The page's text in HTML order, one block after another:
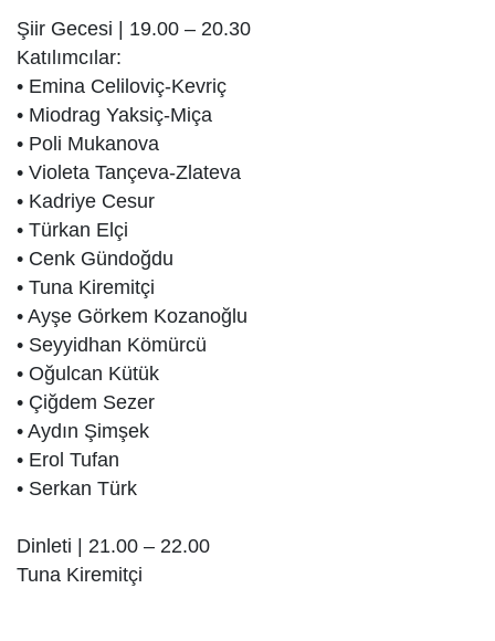
Şiir Gecesi | 19.00 – 20.30
Katılımcılar:
• Emina Celiloviç-Kevriç
• Miodrag Yaksiç-Miça
• Poli Mukanova
• Violeta Tançeva-Zlateva
• Kadriye Cesur
• Türkan Elçi
• Cenk Gündoğdu
• Tuna Kiremitçi
• Ayşe Görkem Kozanoğlu
• Seyyidhan Kömürcü
• Oğulcan Kütük
• Çiğdem Sezer
• Aydın Şimşek
• Erol Tufan
• Serkan Türk
Dinleti | 21.00 – 22.00
Tuna Kiremitçi